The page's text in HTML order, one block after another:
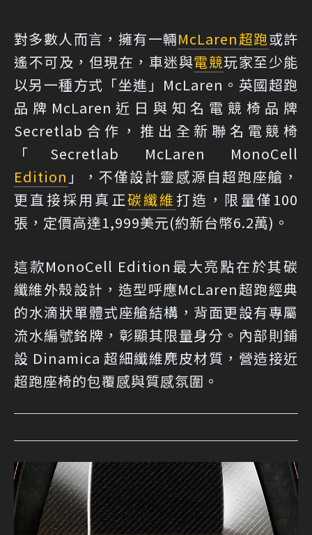
對多數人而言，擁有一輛McLaren超跑或許
遙不可及，但現在，車迷與電競玩家至少能
以另一種方式「坐進」McLaren。英國超跑
品牌McLaren近日與知名電競椅品牌
Secretlab合作，推出全新聯名電競椅
「Secretlab McLaren MonoCell
Edition 」，不僅設計靈感源自超跑座艙，
更直接採用真正碳纖維 打造，限量僅100
張，定價高達1,999美元(約新台幣6.2萬)。
這款MonoCell Edition最大亮點在於其碳
纖維外殼設計，造型呼應McLaren超跑經典
的水滴狀單體式座艙結構，背面更設有專屬
流水編號銘牌，彰顯其限量身分。內部則鋪
設 Dinamica 超細纖維麂皮材質，營造接近
超跑座椅的包覆感與質感氛圍。